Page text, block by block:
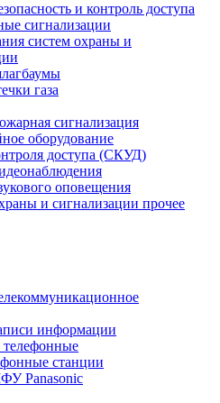
и контроль доступа
сигнализации
систем охраны и
газа
сигнализация
оборудование
доступа (СКУД)
оповещения
и сигнализации прочее
информации
станции
Panasonic